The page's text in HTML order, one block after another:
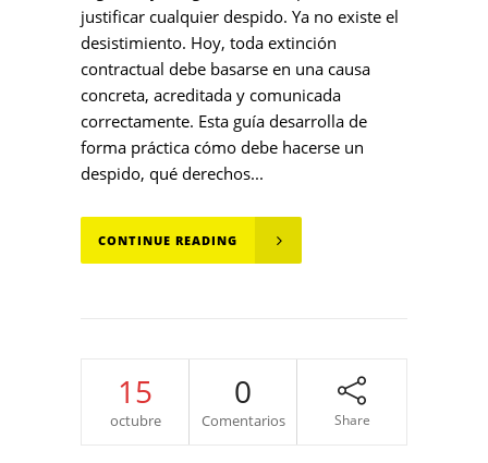
justificar cualquier despido. Ya no existe el
desistimiento. Hoy, toda extinción
contractual debe basarse en una causa
concreta, acreditada y comunicada
correctamente. Esta guía desarrolla de
forma práctica cómo debe hacerse un
despido, qué derechos...
CONTINUE READING
15
octubre
0
Comentarios Share